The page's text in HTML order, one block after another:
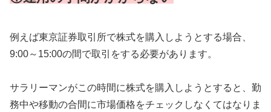
例えば東京証券取引所で株式を購入しようとする場合、
9:00～15:00の間で取引をする必要があります。
サラリーマンがこの時間に株式を購入しようとすると、勤
務中や移動の合間に市場価格をチェックしなくてはなりま